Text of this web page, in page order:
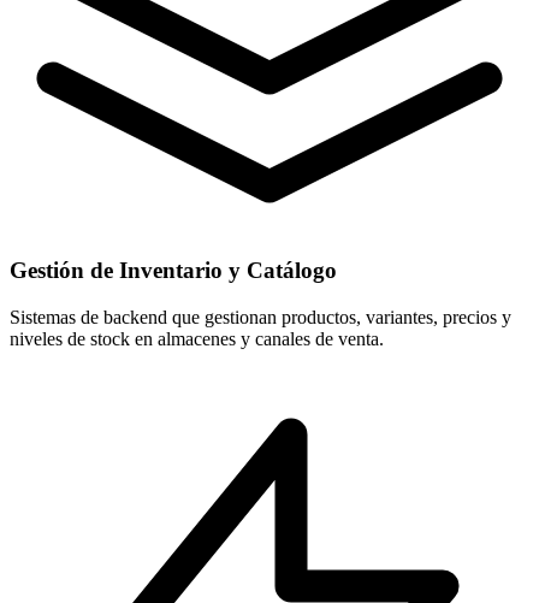
Gestión de Inventario y Catálogo
Sistemas de backend que gestionan productos, variantes, precios y
niveles de stock en almacenes y canales de venta.